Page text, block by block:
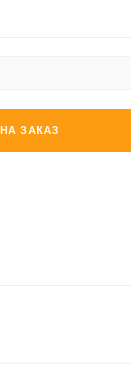
ЗАКАЗ